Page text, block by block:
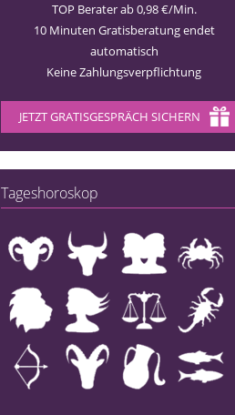
TOP Berater ab 0,98 €/Min.
10 Minuten Gratisberatung endet
automatisch
Keine Zahlungsverpflichtung
JETZT GRATISGESPRÄCH SICHERN
Tageshoroskop